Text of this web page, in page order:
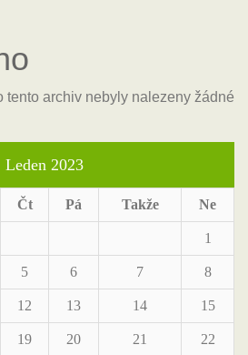
tento archiv nebyly nalezeny žádné
Leden 2023
Čt Pá Takže Ne
1
5 6 7 8
12 13 14 15
19 20 21 22